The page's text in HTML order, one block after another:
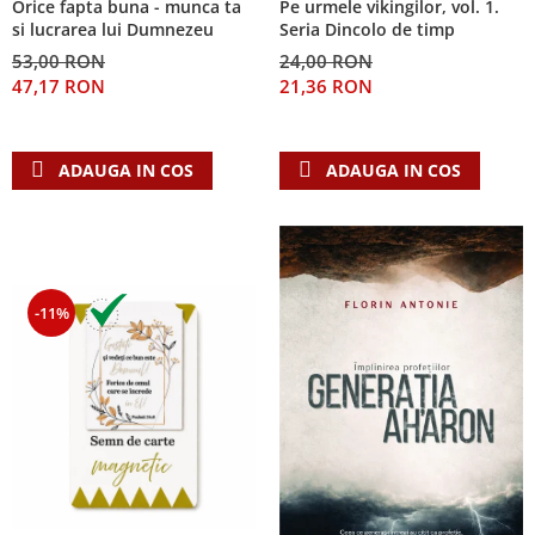
Despre afaceri
Dezvoltare personala
Leadership
Mediu
Orice fapta buna - munca ta
si lucrarea lui Dumnezeu
53,00 RON
47,17 RON
ADAUGA IN COS
Pe urmele vikingilor, vol. 1.
Seria Dincolo de timp
24,00 RON
21,36 RON
ADAUGA IN COS
-11%